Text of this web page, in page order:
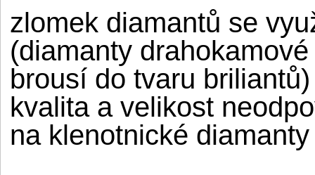
zlomek diamantů se
(diamanty
brousí do tvaru
kvalita a velikost
na klenotnické